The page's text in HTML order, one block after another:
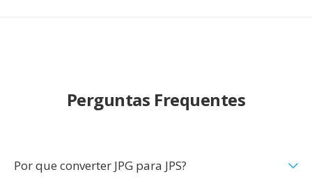
Perguntas Frequentes
Por que converter JPG para JPS?